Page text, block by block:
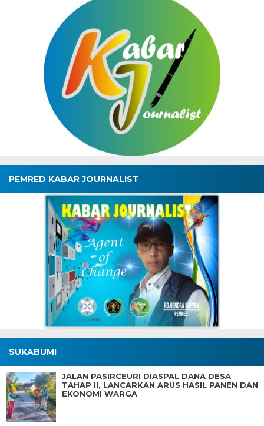
PEMRED KABAR JOURNALIST
SUKABUMI
JALAN PASIRCEURI DIASPAL DANA DESA
TAHAP II, LANCARKAN ARUS HASIL PANEN DAN
EKONOMI WARGA